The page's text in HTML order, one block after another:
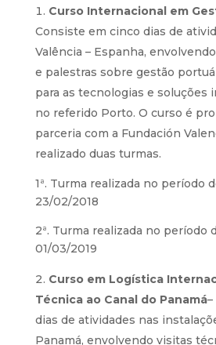
Curso Internacional em
Consiste em cinco dias de
Valência – Espanha,
e palestras sobre gestão
para as tecnologias e soluções
no referido Porto. O curso é
parceria com a Fundación
realizado duas turmas.
1ª. Turma realizada no período
23/02/2018
2ª. Turma realizada no período
01/03/2019
Curso em Logística
Técnica ao Canal do Panamá
dias de atividades nas
Panamá, envolvendo visitas